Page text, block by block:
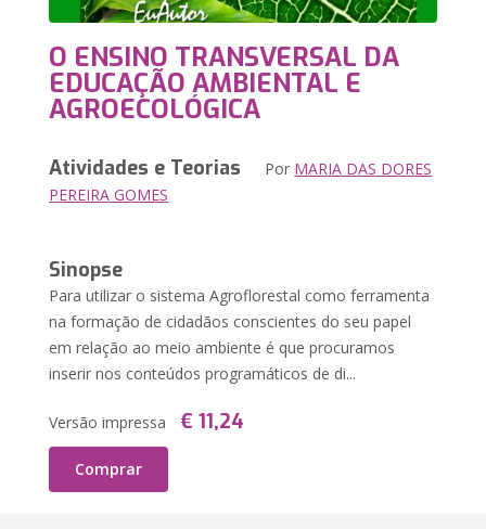
O ENSINO TRANSVERSAL DA
EDUCAÇÃO AMBIENTAL E
AGROECOLÓGICA
Atividades e Teorias Por MARIA DAS DORES
PEREIRA GOMES
Sinopse
Para utilizar o sistema Agroflorestal como ferramenta
na formação de cidadãos conscientes do seu papel
em relação ao meio ambiente é que procuramos
inserir nos conteúdos programáticos de di...
Versão impressa € 11,24
Comprar